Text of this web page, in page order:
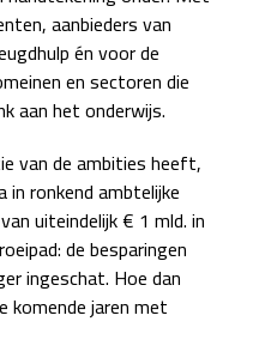
aanbieders van
én voor de
en sectoren die
aan het onderwijs.
van de ambities heeft,
ronkend ambtelijke
uiteindelijk € 1 mld. in
de besparingen
ingeschat. Hoe dan
komende jaren met